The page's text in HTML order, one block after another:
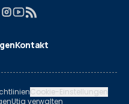
Kontakt
Cookie-Einstellungen
Utiq verwalten